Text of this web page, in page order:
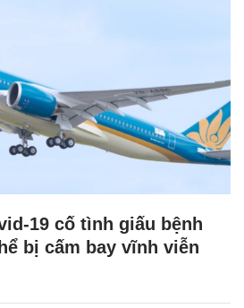
19 cố tình giấu bệnh
bị cấm bay vĩnh viễn